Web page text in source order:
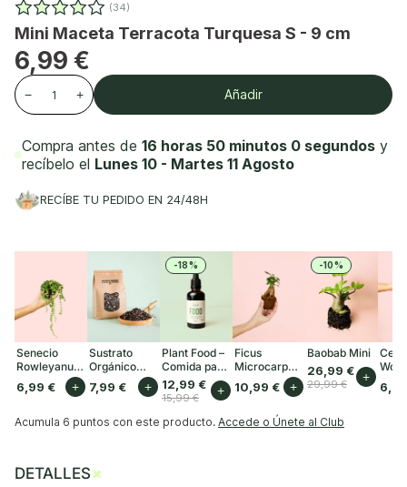
(34)
Mini Maceta Terracota Turquesa S - 9 cm
6,99 €
Senecio
Rowleyanus
Mini
6,99 € +
Sustrato
Orgánico
para Plantas
de Interior 3L
7,99 € +
-18%
Plant Food –
Comida para
Plantas
Interior 50ml
12,99 €
15,99 € +
Ficus
Microcarpa
Mini
10,99 € +
-10%
Baobab Mini
26,99 €
29,99 € +
Compra antes de 16 horas 50 minutos 0 segundos y
recíbelo el Lunes 10 - Martes 11 Agosto
− + Añadir
Acumula 6 puntos con este producto. Accede o Únete al Club
RECÍBE TU PEDIDO EN 24/48H
DETALLES+